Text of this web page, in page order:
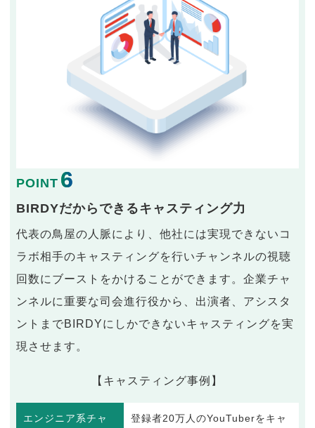
POINT 6
BIRDYだからできるキャスティング力
代表の鳥屋の人脈により、他社には実現できないコ
ラボ相手のキャスティングを行いチャンネルの視聴
回数にブーストをかけることができます。企業チャ
ンネルに重要な司会進行役から、出演者、アシスタ
ントまでBIRDYにしかできないキャスティングを実
現させます。
【キャスティング事例】
エンジニア系チャ
登録者20万人のYouTuberをキャ